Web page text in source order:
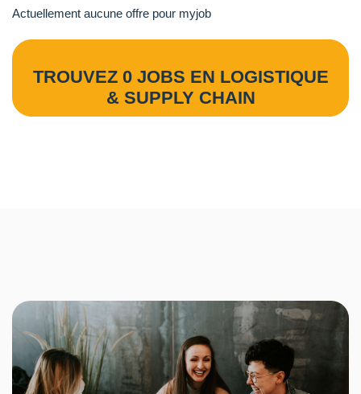
Actuellement aucune offre pour myjob
TROUVEZ 0 JOBS EN LOGISTIQUE
& SUPPLY CHAIN